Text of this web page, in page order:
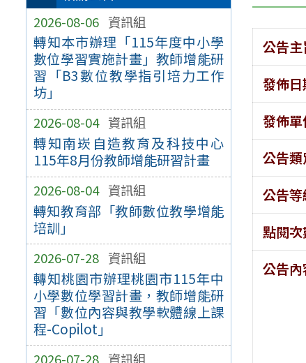
2026-08-06 資訊組
轉知本市辦理「115年度中小學
數位學習實施計畫」教師增能研
習「B3數位教學指引培力工作
坊」
2026-08-04 資訊組
轉知南崁自造教育及科技中心
115年8月份教師增能研習計畫
2026-08-04 資訊組
轉知教育部「教師數位教學增能
培訓」
2026-07-28 資訊組
轉知桃園市辦理桃園市115年中
小學數位學習計畫，教師增能研
習「數位內容與教學軟體線上課
程-Copilot」
2026-07-28 資訊組
公告主
發佈日
發佈
公告類
公告
點閱
公告內